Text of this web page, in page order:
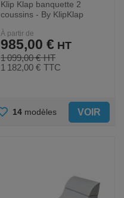
Klip Klap banquette 2
coussins - By KlipKlap
À partir de
1 099,00 €
985,00 €
1 182,00 € TTC
AJOUTER
14 modèles VOIR